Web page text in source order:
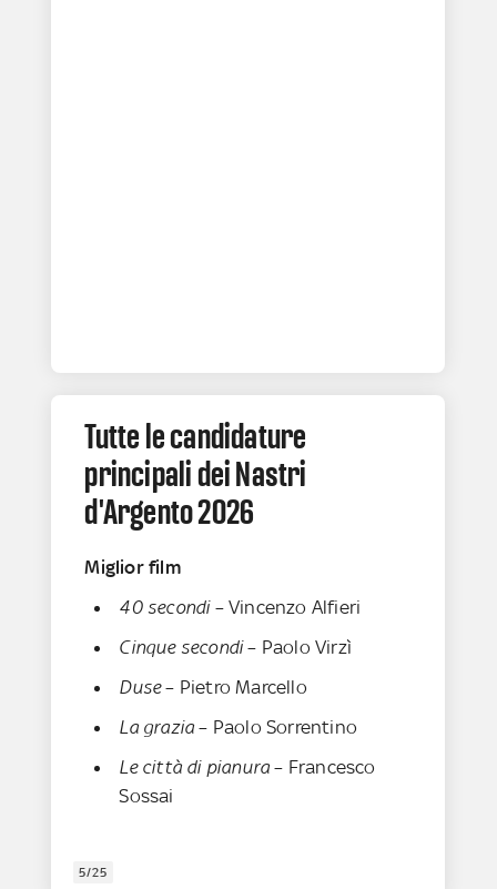
Tutte le candidature
principali dei Nastri
d'Argento 2026
Miglior film
40 secondi– Vincenzo Alfieri
Cinque secondi– Paolo Virzì
Duse– Pietro Marcello
La grazia– Paolo Sorrentino
Le città di pianura– Francesco
Sossai
5/25